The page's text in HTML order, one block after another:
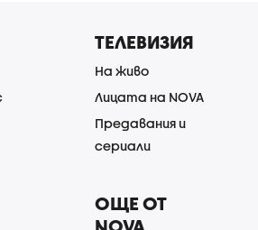
ТЕЛЕВИЗИЯ
На живо
Лицата на NOVA
Предавания и
сериали
ОЩЕ ОТ
NOVA